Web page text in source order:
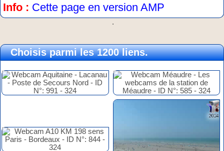
Info : Cette page en version AMP
.
Choisis parmi les 1200 liens.